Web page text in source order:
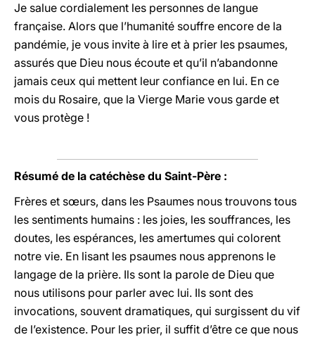
Je salue cordialement les personnes de langue
française. Alors que l’humanité souffre encore de la
pandémie, je vous invite à lire et à prier les psaumes,
assurés que Dieu nous écoute et qu’il n’abandonne
jamais ceux qui mettent leur confiance en lui. En ce
mois du Rosaire, que la Vierge Marie vous garde et
vous protège !
Résumé de la catéchèse du Saint-Père :
Frères et sœurs, dans les Psaumes nous trouvons tous
les sentiments humains : les joies, les souffrances, les
doutes, les espérances, les amertumes qui colorent
notre vie. En lisant les psaumes nous apprenons le
langage de la prière. Ils sont la parole de Dieu que
nous utilisons pour parler avec lui. Ils sont des
invocations, souvent dramatiques, qui surgissent du vif
de l’existence. Pour les prier, il suffit d’être ce que nous